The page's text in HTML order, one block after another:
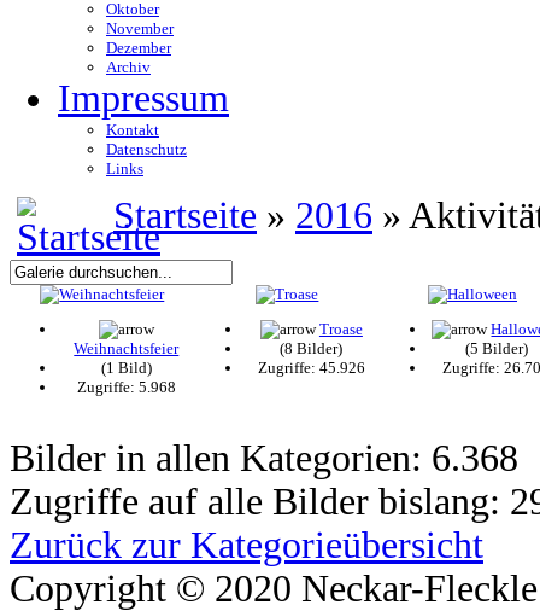
Oktober
November
Dezember
Archiv
Impressum
Kontakt
Datenschutz
Links
Startseite » 2016 »
Weihnachtsfeier
(1 Bild)
Zugriffe: 5.968
Troase
(8 Bilder)
Zugriffe: 45.926
(5 Bilder)
Zugriffe:
Bilder in allen Kategorien: 6.368
Zugriffe auf alle Bilder bislang:
Zurück zur Kategorieübersicht
Copyright © 2020 Neckar-